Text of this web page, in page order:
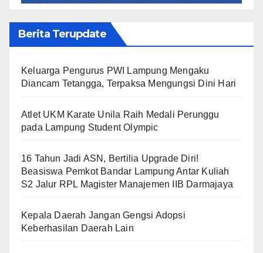
Berita Terupdate
Keluarga Pengurus PWI Lampung Mengaku
Diancam Tetangga, Terpaksa Mengungsi Dini Hari
Atlet UKM Karate Unila Raih Medali Perunggu
pada Lampung Student Olympic
16 Tahun Jadi ASN, Bertilia Upgrade Diri!
Beasiswa Pemkot Bandar Lampung Antar Kuliah
S2 Jalur RPL Magister Manajemen IIB Darmajaya
Kepala Daerah Jangan Gengsi Adopsi
Keberhasilan Daerah Lain